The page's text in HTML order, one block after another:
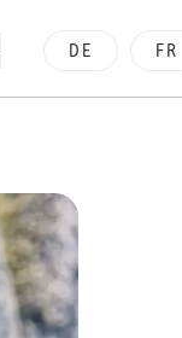
DE FR